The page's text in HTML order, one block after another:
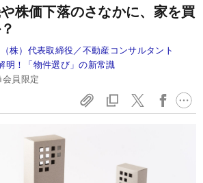
株価下落のさなかに、家を買
株）代表取締役／不動産コンサルタント
明！「物件選び」の新常識
会員限定